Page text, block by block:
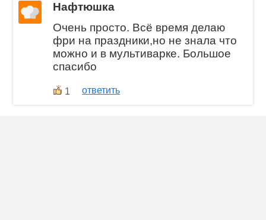
Нафтюшка
Очень просто. Всё время делаю
фри на праздники,но не знала что
можно и в мультиварке. Большое
спасибо
1 ответить